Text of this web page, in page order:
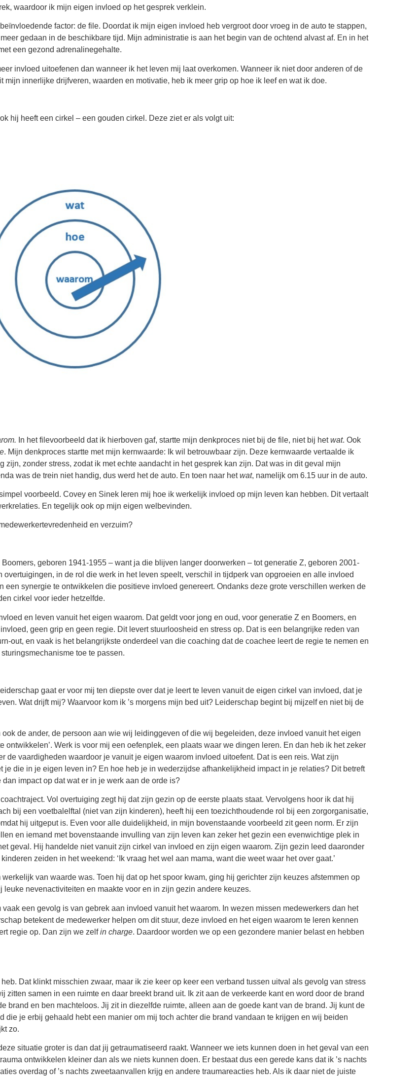
waardoor ik mijn eigen invloed op het gesprek verklein.
factor: de file. Doordat ik mijn eigen invloed heb vergroot door vroeg in de auto te stappen,
gedaan in de beschikbare tijd. Mijn administratie is aan het begin van de ochtend alvast af. En in het
een gezond adrenalinegehalte.
invloed uitoefenen dan wanneer ik het leven mij laat overkomen. Wanneer ik niet door anderen of de
innerlijke drijfveren, waarden en motivatie, heb ik meer grip op hoe ik leef en wat ik doe.
hij heeft een cirkel – een gouden cirkel. Deze ziet er als volgt uit:
In het filevoorbeeld dat ik hierboven gaf, startte mijn denkproces niet bij de file, niet bij hetwat. Ook
. Mijn denkproces startte met mijn kernwaarde: Ik wil betrouwbaar zijn. Deze kernwaarde vertaalde ik
zonder stress, zodat ik met echte aandacht in het gesprek kan zijn. Dat was in dit geval mijn
was de trein niet handig, dus werd het de auto. En toen naar hetwat, namelijk om 6.15 uur in de auto.
voorbeeld. Covey en Sinek leren mij hoe ik werkelijk invloed op mijn leven kan hebben. Dit vertaalt
En tegelijk ook op mijn eigen welbevinden.
en verzuim?
geboren 1941-1955 – want ja die blijven langer doorwerken – tot generatie Z, geboren 2001-
in de rol die werk in het leven speelt, verschil in tijdperk van opgroeien en alle invloed
een synergie te ontwikkelen die positieve invloed genereert. Ondanks deze grote verschillen werken de
cirkel voor ieder hetzelfde.
en leven vanuit het eigen waarom. Dat geldt voor jong en oud, voor generatie Z en Boomers, en
geen grip en geen regie. Dit levert stuurloosheid en stress op. Dat is een belangrijke reden van
out, en vaak is het belangrijkste onderdeel van die coaching dat de coachee leert de regie te nemen en
toe te passen.
gaat er voor mij ten diepste over dat je leert te leven vanuit de eigen cirkel van invloed, dat je
Wat drijft mij? Waarvoor kom ik ’s morgens mijn bed uit? Leiderschap begint bij mijzelf en niet bij de
de ander, de persoon aan wie wij leidinggeven of die wij begeleiden, deze invloed vanuit het eigen
ontwikkelen’. Werk is voor mij een oefenplek, een plaats waar we dingen leren. En dan heb ik het zeker
de vaardigheden waardoor je vanuit je eigen waarom invloed uitoefent. Dat is een reis. Wat zijn
die in je eigen leven in? En hoe heb je in wederzijdse afhankelijkheid impact in je relaties? Dit betreft
impact op dat wat er in je werk aan de orde is?
Vol overtuiging zegt hij dat zijn gezin op de eerste plaats staat. Vervolgens hoor ik dat hij
bij een voetbalelftal (niet van zijn kinderen), heeft hij een toezichthoudende rol bij een zorgorganisatie,
hij uitgeput is. Even voor alle duidelijkheid, in mijn bovenstaande voorbeeld zit geen norm. Er zijn
en iemand met bovenstaande invulling van zijn leven kan zeker het gezin een evenwichtige plek in
geval. Hij handelde niet vanuit zijn cirkel van invloed en zijn eigen waarom. Zijn gezin leed daaronder
zeiden in het weekend: ‘Ik vraag het wel aan mama, want die weet waar het over gaat.’
van waarde was. Toen hij dat op het spoor kwam, ging hij gerichter zijn keuzes afstemmen op
nevenactiviteiten en maakte voor en in zijn gezin andere keuzes.
een gevolg is van gebrek aan invloed vanuit het waarom. In wezen missen medewerkers dan het
betekent de medewerker helpen om dit stuur, deze invloed en het eigen waarom te leren kennen
regie op. Dan zijn we zelfin charge. Daardoor worden we op een gezondere manier belast en hebben
Dat klinkt misschien zwaar, maar ik zie keer op keer een verband tussen uitval als gevolg van stress
samen in een ruimte en daar breekt brand uit. Ik zit aan de verkeerde kant en word door de brand
brand en ben machteloos. Jij zit in diezelfde ruimte, alleen aan de goede kant van de brand. Jij kunt de
die je erbij gehaald hebt een manier om mij toch achter die brand vandaan te krijgen en wij beiden
zo.
situatie groter is dan dat jij getraumatiseerd raakt. Wanneer we iets kunnen doen in het geval van een
ontwikkelen kleiner dan als we niets kunnen doen. Er bestaat dus een gerede kans dat ik ’s nachts
overdag of ’s nachts zweetaanvallen krijg en andere traumareacties heb. Als ik daar niet de juiste